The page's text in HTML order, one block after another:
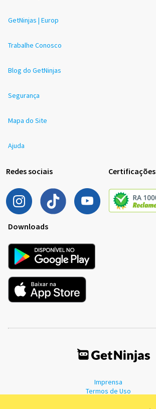
GetNinjas | Europ
Trabalhe Conosco
Blog do GetNinjas
Segurança
Mapa do Site
Ajuda
Redes sociais Certificações
Downloads
Imprensa
Termos de Uso